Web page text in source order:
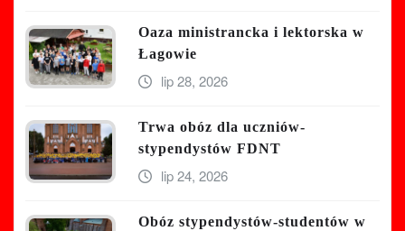
Oaza ministrancka i lektorska w
Łagowie
lip 28, 2026
Trwa obóz dla uczniów-
stypendystów FDNT
lip 24, 2026
Obóz stypendystów-studentów w